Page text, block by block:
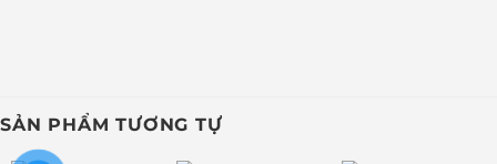
SẢN PHẨM TƯƠNG TỰ